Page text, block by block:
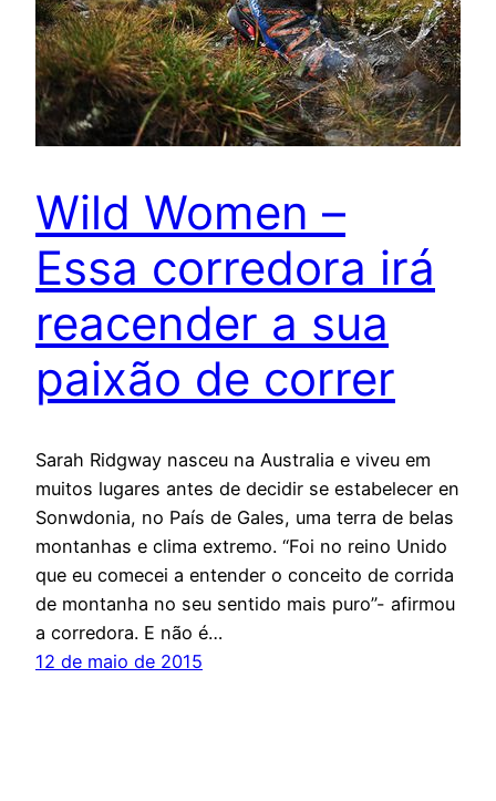
Wild Women –
Essa corredora irá
reacender a sua
paixão de correr
Sarah Ridgway nasceu na Australia e viveu em
muitos lugares antes de decidir se estabelecer en
Sonwdonia, no País de Gales, uma terra de belas
montanhas e clima extremo. “Foi no reino Unido
que eu comecei a entender o conceito de corrida
de montanha no seu sentido mais puro”- afirmou
a corredora. E não é…
12 de maio de 2015